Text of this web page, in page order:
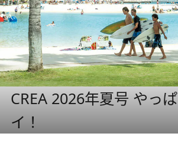
CREA 2026年夏号 やっ
イ！